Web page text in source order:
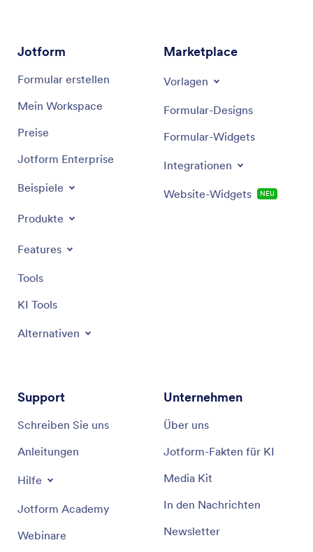
Jotform
Formular erstellen
Mein Workspace
Preise
Jotform Enterprise
Beispiele
Produkte
Features
Tools
KI Tools
Alternativen
Marketplace
Vorlagen
Formular-Designs
Formular-Widgets
Integrationen
Website-Widgets NEU
Support
Schreiben Sie uns
Anleitungen
Hilfe
Jotform Academy
Webinare
Unternehmen
Über uns
Jotform-Fakten für KI
Media Kit
In den Nachrichten
Newsletter